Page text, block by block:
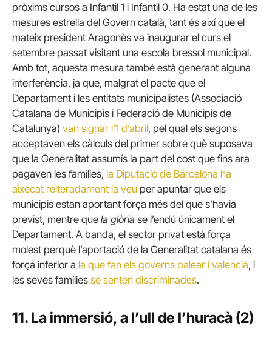
pròxims cursos a Infantil 1 i Infantil 0. Ha estat una de les
mesures estrella del Govern català, tant és així que el
mateix president Aragonès va inaugurar el curs el
setembre passat visitant una escola bressol municipal.
Amb tot, aquesta mesura també està generant alguna
interferència, ja que, malgrat el pacte que el
Departament i les entitats municipalistes (Associació
Catalana de Municipis i Federació de Municipis de
Catalunya) van signar l’1 d’abril, pel qual els segons
acceptaven els càlculs del primer sobre què suposava
que la Generalitat assumís la part del cost que fins ara
pagaven les famílies, la Diputació de Barcelona ha
aixecat reiteradament la veu per apuntar que els
municipis estan aportant força més del que s’havia
previst, mentre que la glòria se l’endú únicament el
Departament. A banda, el sector privat està força
molest perquè l’aportació de la Generalitat catalana és
força inferior a la que fan els governs balear i valencià, i
les seves famílies se senten discriminades.
11. La immersió, a l’ull de l’huracà (2)